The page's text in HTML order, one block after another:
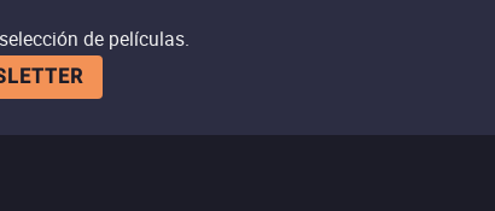
de películas.